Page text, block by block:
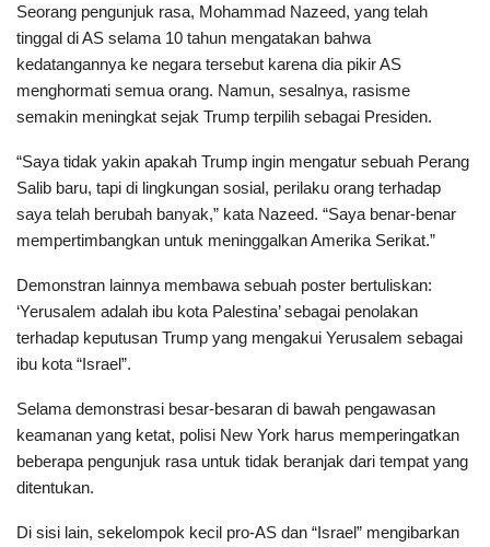
Seorang pengunjuk rasa, Mohammad Nazeed, yang telah
tinggal di AS selama 10 tahun mengatakan bahwa
kedatangannya ke negara tersebut karena dia pikir AS
menghormati semua orang. Namun, sesalnya, rasisme
semakin meningkat sejak Trump terpilih sebagai Presiden.
“Saya tidak yakin apakah Trump ingin mengatur sebuah Perang
Salib baru, tapi di lingkungan sosial, perilaku orang terhadap
saya telah berubah banyak,” kata Nazeed. “Saya benar-benar
mempertimbangkan untuk meninggalkan Amerika Serikat.”
Demonstran lainnya membawa sebuah poster bertuliskan:
‘Yerusalem adalah ibu kota Palestina’ sebagai penolakan
terhadap keputusan Trump yang mengakui Yerusalem sebagai
ibu kota “Israel”.
Selama demonstrasi besar-besaran di bawah pengawasan
keamanan yang ketat, polisi New York harus memperingatkan
beberapa pengunjuk rasa untuk tidak beranjak dari tempat yang
ditentukan.
Di sisi lain, sekelompok kecil pro-AS dan “Israel” mengibarkan